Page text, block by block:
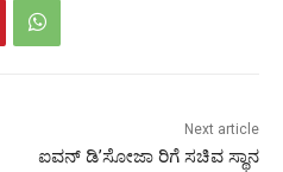
Next article
ಐವನ್ ಡಿ’ಸೋಜಾ ರಿಗೆ ಸಚಿವ ಸ್ಥಾನ